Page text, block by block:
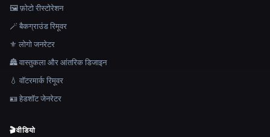
🖼️ फ़ोटो रीस्टोरेशन
🪄 बैकग्राउंड रिमूवर
⚜️ लोगो जनरेटर
🏯 वास्तुकला और आंतरिक डिजाइन
💧 वॉटरमार्क रिमूवर
🪪 हेडशॉट जेनरेटर
🎬वीडियो